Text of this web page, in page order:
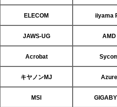
ELECOM iiyama
JAWS-UG AMD
Acrobat
キヤノンMJ Azure
MSI